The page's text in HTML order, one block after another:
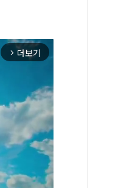
arrow_forward_ios 더보기